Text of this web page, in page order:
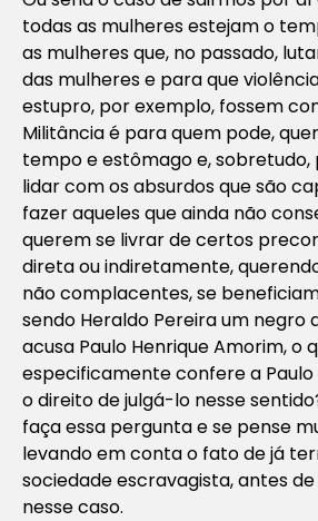
todas as mulheres estejam o
as mulheres que, no passado,
das mulheres e para que
estupro, por exemplo, fossem
Militância é para quem pode,
tempo e estômago e,
lidar com os absurdos que são
fazer aqueles que ainda não
querem se livrar de certos
direta ou indiretamente,
não complacentes, se
sendo Heraldo Pereira um negro
acusa Paulo Henrique Amorim, o
especificamente confere a
o direito de julgá-lo nesse
faça essa pergunta e se pense
levando em conta o fato de já
sociedade escravagista, antes
nesse caso.